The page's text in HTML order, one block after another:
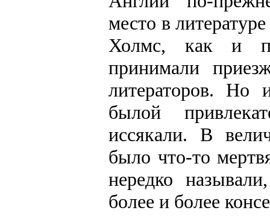
место в
Холмс, как и
принимали
литераторов. Но
былой
иссякали. В
было что-то
нередко
более и более